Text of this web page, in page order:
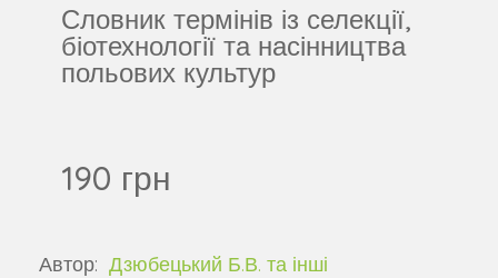
Словник термінів із селекції,
біотехнології та насінництва
польових культур
190 грн
Автор: Дзюбецький Б.В. та інші